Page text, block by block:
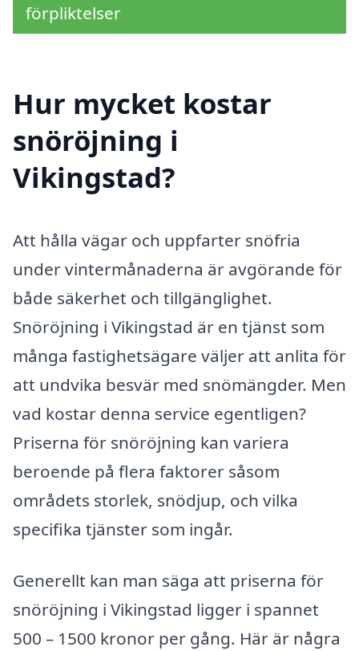
förpliktelser
Hur mycket kostar
snöröjning i
Vikingstad?
Att hålla vägar och uppfarter snöfria
under vintermånaderna är avgörande för
både säkerhet och tillgänglighet.
Snöröjning i Vikingstad är en tjänst som
många fastighetsägare väljer att anlita för
att undvika besvär med snömängder. Men
vad kostar denna service egentligen?
Priserna för snöröjning kan variera
beroende på flera faktorer såsom
områdets storlek, snödjup, och vilka
specifika tjänster som ingår.
Generellt kan man säga att priserna för
snöröjning i Vikingstad ligger i spannet
500 – 1500 kronor per gång. Här är några